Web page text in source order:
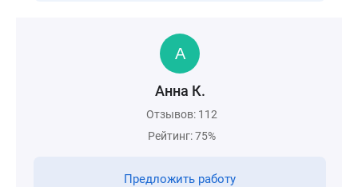
Анна К.
Отзывов: 112
Рейтинг: 75%
Предложить работу